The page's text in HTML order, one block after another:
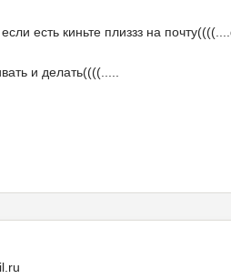
есть киньте плиззз на
и делать((((.....